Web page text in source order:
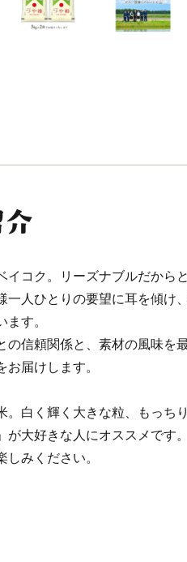
イコク。リーズナブルだから
一人ひとりの要望に耳を傾け
す。
の信頼関係と、素材の風味を
届けします。
。白く輝く大きな粒、もっち
大好きな人にオススメです。
みください。